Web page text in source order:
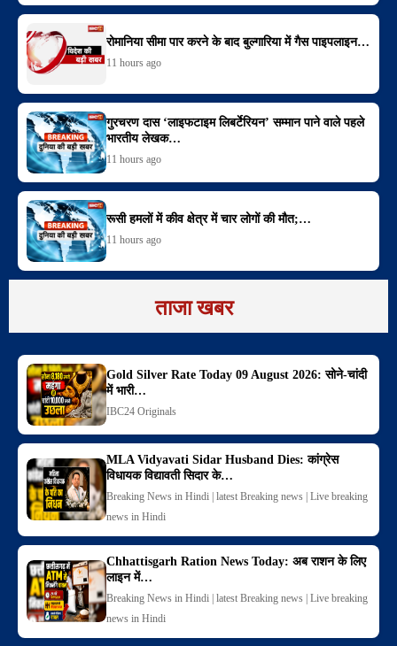
रोमानिया सीमा पार करने के बाद बुल्गारिया में गैस पाइपलाइन…
11 hours ago
गुरचरण दास ‘लाइफटाइम लिबर्टेरियन’ सम्मान पाने वाले पहले
भारतीय लेखक…
11 hours ago
रूसी हमलों में कीव क्षेत्र में चार लोगों की मौत;…
11 hours ago
ताजा खबर
Gold Silver Rate Today 09 August 2026: सोने-चांदी
में भारी…
IBC24 Originals
MLA Vidyavati Sidar Husband Dies: कांग्रेस
विधायक विद्यावती सिदार के…
Breaking News in Hindi | latest Breaking news | Live breaking
news in Hindi
Chhattisgarh Ration News Today: अब राशन के लिए
लाइन में…
Breaking News in Hindi | latest Breaking news | Live breaking
news in Hindi